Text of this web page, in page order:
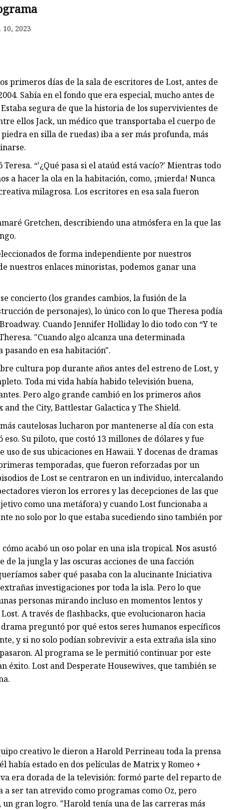
de
10, 2023
primeros días de la sala de escritores de Lost, antes de
Sabía en el fondo que era especial, mucho antes de
segura de que la historia de los supervivientes de
ellos Jack, un médico que transportaba el cuerpo de
en silla de ruedas) iba a ser más profunda, más
“'¿Qué pasa si el ataúd está vacío?' Mientras todo
a hacer la ola en la habitación, como, ¡mierda! Nunca
milagrosa. Los escritores en esa sala fueron
Gretchen, describiendo una atmósfera en la que las
de forma independiente por nuestros
nuestros enlaces minoristas, podemos ganar una
concierto (los grandes cambios, la fusión de la
de personajes), lo único con lo que Theresa podía
Cuando Jennifer Holliday lo dio todo con “Y te
"Cuando algo alcanza una determinada
pasando en esa habitación".
cultura pop durante años antes del estreno de Lost, y
Toda mi vida había habido televisión buena,
Pero algo grande cambió en los primeros años
the City, Battlestar Galactica y The Shield.
cautelosas lucharon por mantenerse al día con esta
Su piloto, que costó 13 millones de dólares y fue
de sus ubicaciones en Hawaii. Y docenas de dramas
temporadas, que fueron reforzadas por un
de Lost se centraron en un individuo, intercalando
vieron los errores y las decepciones de las que
como una metáfora) y cuando Lost funcionaba a
no solo por lo que estaba sucediendo sino también por
acabó un oso polar en una isla tropical. Nos asustó
la jungla y las oscuras acciones de una facción
saber qué pasaba con la alucinante Iniciativa
investigaciones por toda la isla. Pero lo que
personas mirando incluso en momentos lentos y
A través de flashbacks, que evolucionaron hacia
preguntó por qué estos seres humanos específicos
y si no solo podían sobrevivir a esta extraña isla sino
Al programa se le permitió continuar por este
Lost and Desperate Housewives, que también se
creativo le dieron a Harold Perrineau toda la prensa
había estado en dos películas de Matrix y Romeo +
era dorada de la televisión: formó parte del reparto de
ser tan atrevido como programas como Oz, pero
gran logro. "Harold tenía una de las carreras más